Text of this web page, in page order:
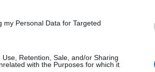
Personal Data for Targeted
Retention, Sale, and/or Sharing
with the Purposes for which it